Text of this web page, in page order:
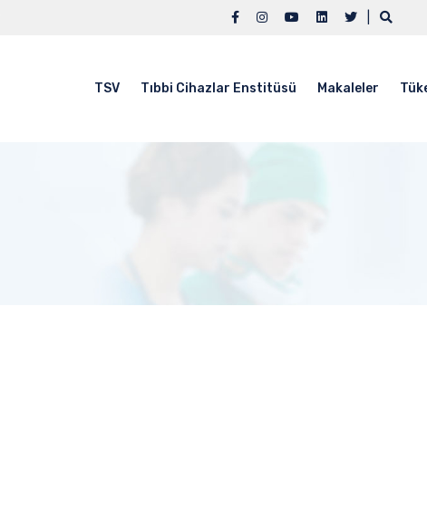
TSV Tıbbi Cihazlar Enstitüsü Makaleler